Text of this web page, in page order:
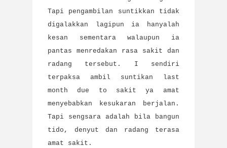
Tapi pengambilan suntikkan tidak
digalakkan lagipun ia hanyalah
kesan sementara walaupun ia
pantas menredakan rasa sakit dan
radang tersebut. I sendiri
terpaksa ambil suntikan last
month due to sakit ya amat
menyebabkan kesukaran berjalan.
Tapi sengsara adalah bila bangun
tido, denyut dan radang terasa
amat sakit.